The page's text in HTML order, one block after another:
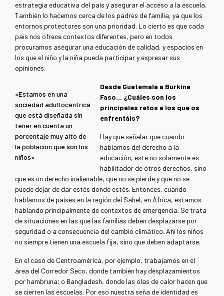
estrategia educativa del país y asegurar el acceso a la escuela.
También lo hacemos cerca de los padres de familia, ya que los
entornos protectores son una prioridad. Lo cierto es que cada
país nos ofrece contextos diferentes, pero en todos
procuramos asegurar una educación de calidad, y espacios en
los que el niño y la niña pueda participar y expresar sus
opiniones.
«Estamos en una
sociedad adultocéntrica
que está diseñada sin
tener en cuenta un
porcentaje muy alto de
la población que son los
niños»
Desde Guatemala a Burkina
Faso… ¿Cuáles son los
principales retos a los que os
enfrentáis?
Hay que señalar que cuando
hablamos del derecho a la
educación, este no solamente es
habilitador de otros derechos, sino
que es un derecho inalienable, que no se pierde y que no se
puede dejar de dar estés donde estés. Entonces, cuando
hablamos de países en la región del Sahel, en África, estamos
hablando principalmente de contextos de emergencia. Se trata
de situaciones en las que las familias deben desplazarse por
seguridad o a consecuencia del cambio climático. Ahí los niños
no siempre tienen una escuela fija, sino que deben adaptarse.
En el caso de Centroamérica, por ejemplo, trabajamos en el
área del Corredor Seco, donde también hay desplazamientos
por hambruna; o Bangladesh, donde las olas de calor hacen que
se cierren las escuelas. Por eso nuestra seña de identidad es